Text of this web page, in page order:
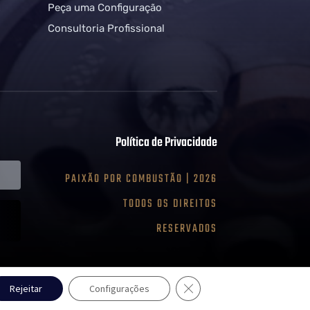
Peça uma Configuração
Consultoria Profissional
Política de Privacidade
PAIXÃO POR COMBUSTÃO | 2026
TODOS OS DIREITOS
RESERVADOS
Rejeitar Configurações Close GDPR Cookie Banner